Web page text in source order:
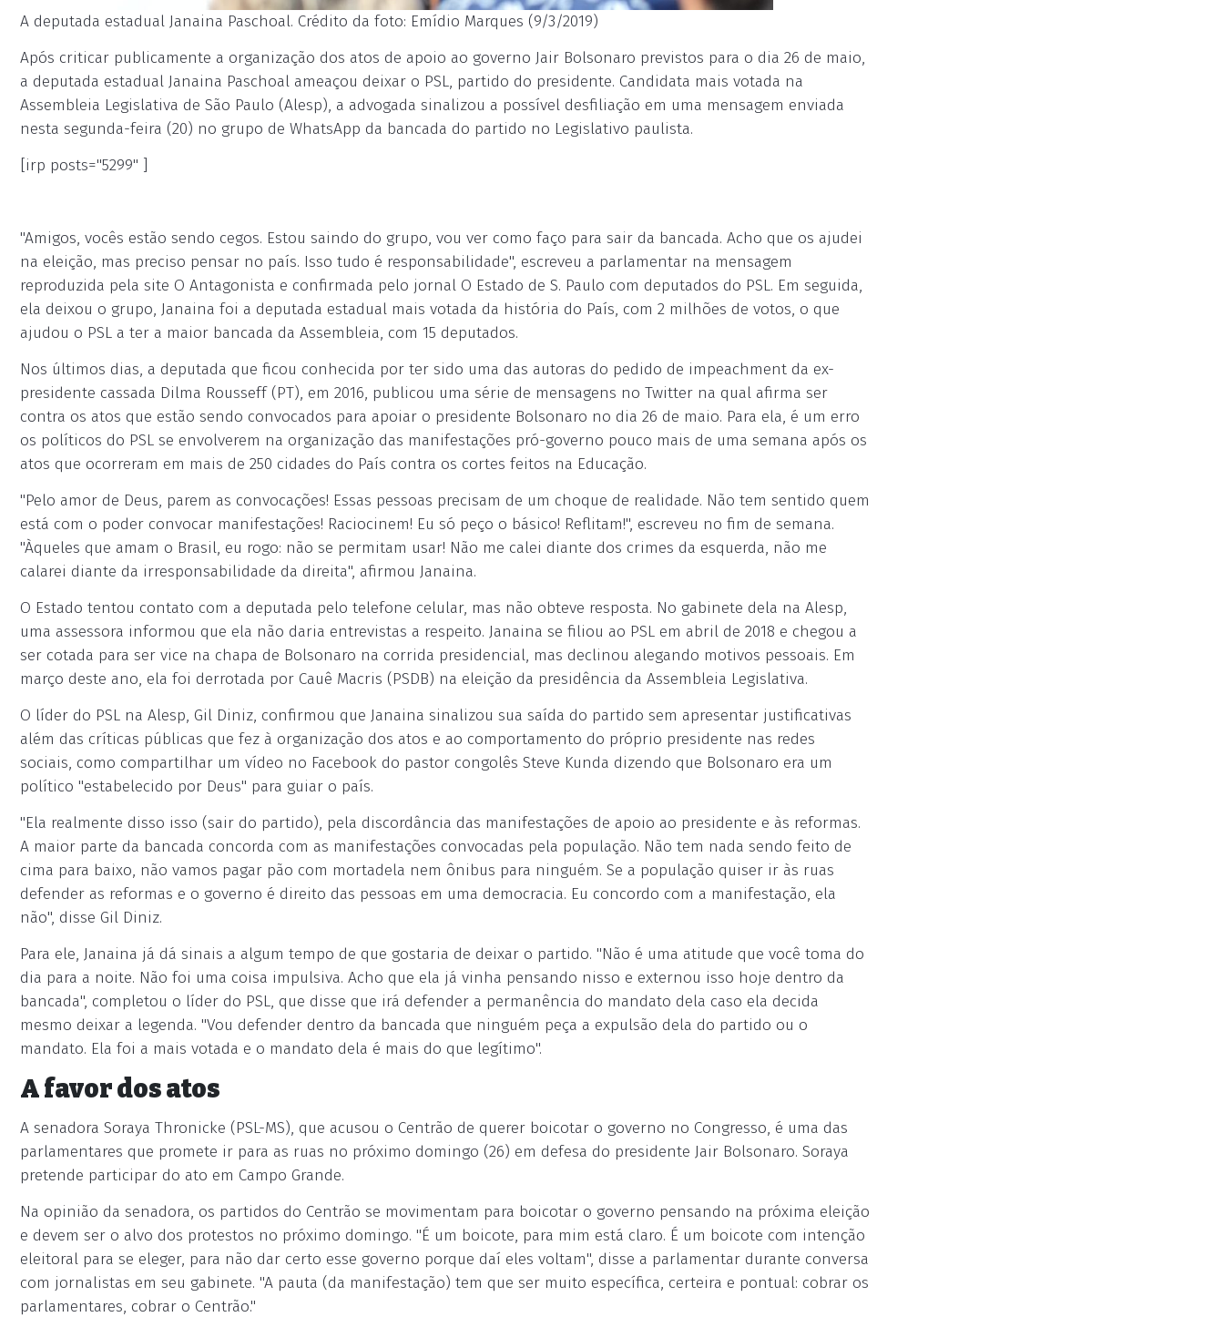
A deputada estadual Janaina Paschoal. Crédito da foto: Emídio Marques (9/3/2019)
Após criticar publicamente a organização dos atos de apoio ao governo Jair Bolsonaro previstos para o dia 26 de maio,
a deputada estadual Janaina Paschoal ameaçou deixar o PSL, partido do presidente. Candidata mais votada na
Assembleia Legislativa de São Paulo (Alesp), a advogada sinalizou a possível desfiliação em uma mensagem enviada
nesta segunda-feira (20) no grupo de WhatsApp da bancada do partido no Legislativo paulista.
[irp posts="5299" ]
"Amigos, vocês estão sendo cegos. Estou saindo do grupo, vou ver como faço para sair da bancada. Acho que os ajudei
na eleição, mas preciso pensar no país. Isso tudo é responsabilidade", escreveu a parlamentar na mensagem
reproduzida pela site O Antagonista e confirmada pelo jornal O Estado de S. Paulo com deputados do PSL. Em seguida,
ela deixou o grupo, Janaina foi a deputada estadual mais votada da história do País, com 2 milhões de votos, o que
ajudou o PSL a ter a maior bancada da Assembleia, com 15 deputados.
Nos últimos dias, a deputada que ficou conhecida por ter sido uma das autoras do pedido de impeachment da ex-
presidente cassada Dilma Rousseff (PT), em 2016, publicou uma série de mensagens no Twitter na qual afirma ser
contra os atos que estão sendo convocados para apoiar o presidente Bolsonaro no dia 26 de maio. Para ela, é um erro
os políticos do PSL se envolverem na organização das manifestações pró-governo pouco mais de uma semana após os
atos que ocorreram em mais de 250 cidades do País contra os cortes feitos na Educação.
"Pelo amor de Deus, parem as convocações! Essas pessoas precisam de um choque de realidade. Não tem sentido quem
está com o poder convocar manifestações! Raciocinem! Eu só peço o básico! Reflitam!", escreveu no fim de semana.
"Àqueles que amam o Brasil, eu rogo: não se permitam usar! Não me calei diante dos crimes da esquerda, não me
calarei diante da irresponsabilidade da direita", afirmou Janaina.
O Estado tentou contato com a deputada pelo telefone celular, mas não obteve resposta. No gabinete dela na Alesp,
uma assessora informou que ela não daria entrevistas a respeito. Janaina se filiou ao PSL em abril de 2018 e chegou a
ser cotada para ser vice na chapa de Bolsonaro na corrida presidencial, mas declinou alegando motivos pessoais. Em
março deste ano, ela foi derrotada por Cauê Macris (PSDB) na eleição da presidência da Assembleia Legislativa.
O líder do PSL na Alesp, Gil Diniz, confirmou que Janaina sinalizou sua saída do partido sem apresentar justificativas
além das críticas públicas que fez à organização dos atos e ao comportamento do próprio presidente nas redes
sociais, como compartilhar um vídeo no Facebook do pastor congolês Steve Kunda dizendo que Bolsonaro era um
político "estabelecido por Deus" para guiar o país.
"Ela realmente disso isso (sair do partido), pela discordância das manifestações de apoio ao presidente e às reformas.
A maior parte da bancada concorda com as manifestações convocadas pela população. Não tem nada sendo feito de
cima para baixo, não vamos pagar pão com mortadela nem ônibus para ninguém. Se a população quiser ir às ruas
defender as reformas e o governo é direito das pessoas em uma democracia. Eu concordo com a manifestação, ela
não", disse Gil Diniz.
Para ele, Janaina já dá sinais a algum tempo de que gostaria de deixar o partido. "Não é uma atitude que você toma do
dia para a noite. Não foi uma coisa impulsiva. Acho que ela já vinha pensando nisso e externou isso hoje dentro da
bancada", completou o líder do PSL, que disse que irá defender a permanência do mandato dela caso ela decida
mesmo deixar a legenda. "Vou defender dentro da bancada que ninguém peça a expulsão dela do partido ou o
mandato. Ela foi a mais votada e o mandato dela é mais do que legítimo".
A favor dos atos
A senadora Soraya Thronicke (PSL-MS), que acusou o Centrão de querer boicotar o governo no Congresso, é uma das
parlamentares que promete ir para as ruas no próximo domingo (26) em defesa do presidente Jair Bolsonaro. Soraya
pretende participar do ato em Campo Grande.
Na opinião da senadora, os partidos do Centrão se movimentam para boicotar o governo pensando na próxima eleição
e devem ser o alvo dos protestos no próximo domingo. "É um boicote, para mim está claro. É um boicote com intenção
eleitoral para se eleger, para não dar certo esse governo porque daí eles voltam", disse a parlamentar durante conversa
com jornalistas em seu gabinete. "A pauta (da manifestação) tem que ser muito específica, certeira e pontual: cobrar os
parlamentares, cobrar o Centrão."